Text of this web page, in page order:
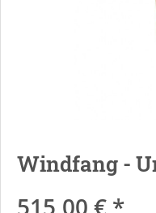
Windfang -